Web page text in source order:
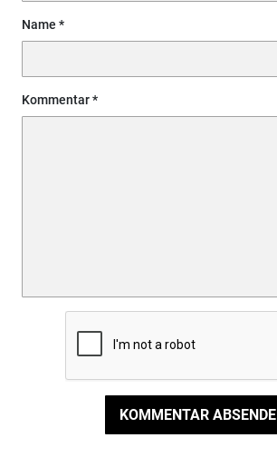
Name
Kommentar
KOMMENTAR